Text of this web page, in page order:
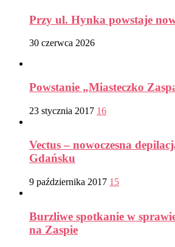
Przy ul. Hynka powstaje
30 czerwca 2026
Powstanie „Miasteczko
23 stycznia 2017 16
Vectus – nowoczesna
Gdańsku
9 października 2017 15
Burzliwe spotkanie w
na Zaspie